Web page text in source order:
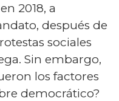
2018, a
después de
sociales
Sin embargo,
los factores
democrático?